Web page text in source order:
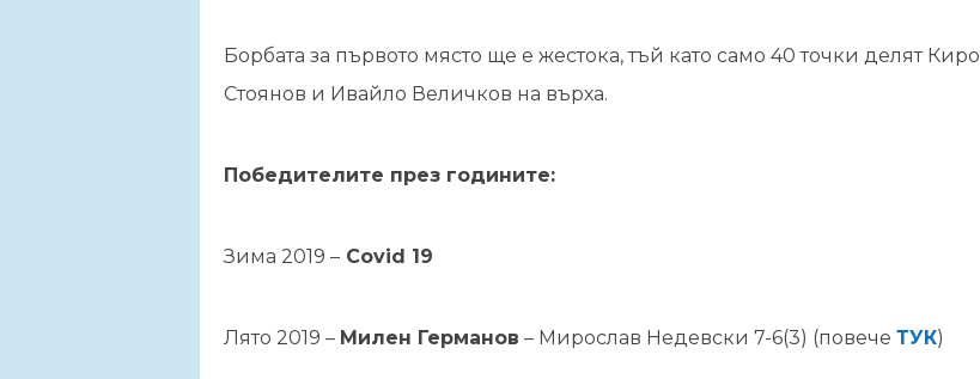
Борбата за първото място ще е жестока, тъй като само 40 точки делят Киро
Стоянов и Ивайло Величков на върха.
Победителите през годините:
Зима 2019 –Covid 19
Лято 2019 – Милен Германов – Мирослав Недевски 7-6(3) (повече ТУК)